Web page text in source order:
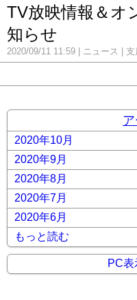
TV放映情報＆オ
知らせ
2020/09/11 11:59 ニュース 支
2020年10月
2020年9月
2020年8月
2020年7月
2020年6月
もっと読む
PC表